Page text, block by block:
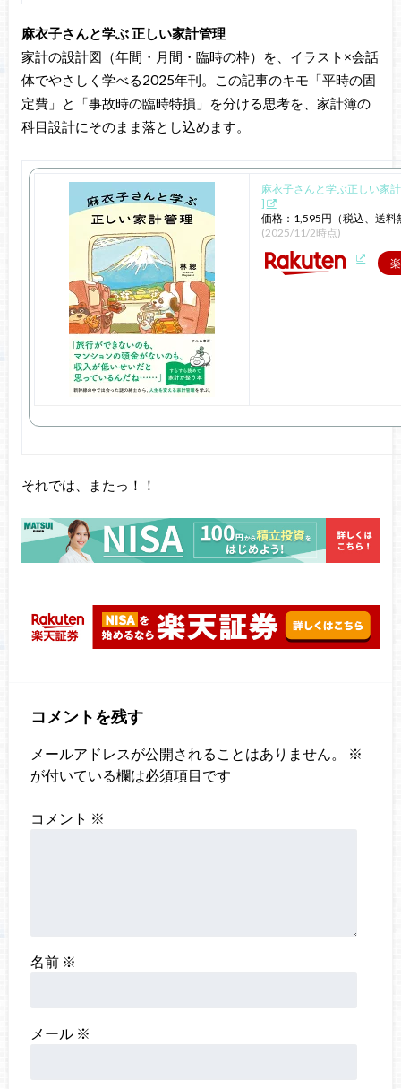
麻衣子さんと学ぶ 正しい家計管理
家計の設計図（年間・月間・臨時の枠）を、イラスト×会話
体でやさしく学べる2025年刊。この記事のキモ「平時の固
定費」と「事故時の臨時特損」を分ける思考を、家計簿の
科目設計にそのまま落とし込めます。
麻衣子さんと学ぶ正しい家
]
価格：1,595円（税込、送料
(2025/11/2時点)
それでは、またっ！！
コメントを残す
メールアドレスが公開されることはありません。
※
が付いている欄は必須項目です
コメント ※
名前 ※
メール ※